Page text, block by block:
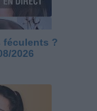
féculents ?
2026